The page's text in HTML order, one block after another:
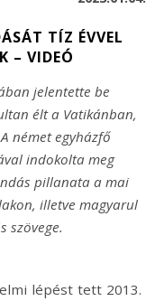
TÍZ ÉVVEL
– VIDEÓ
jelentette be
élt a Vatikánban,
német egyházfő
indokolta meg
pillanata a mai
illetve magyarul
szövege.
lépést tett 2013.